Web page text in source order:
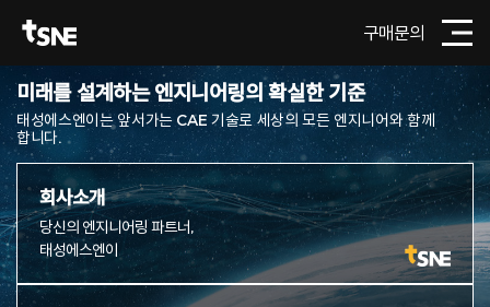
구매문의
미래를 설계하는 엔지니어링의 확실한 기준
태성에스엔이는 앞서가는 CAE 기술로 세상의 모든 엔지니어와 함께
합니다.
회사소개
당신의 엔지니어링 파트너,
태성에스엔이